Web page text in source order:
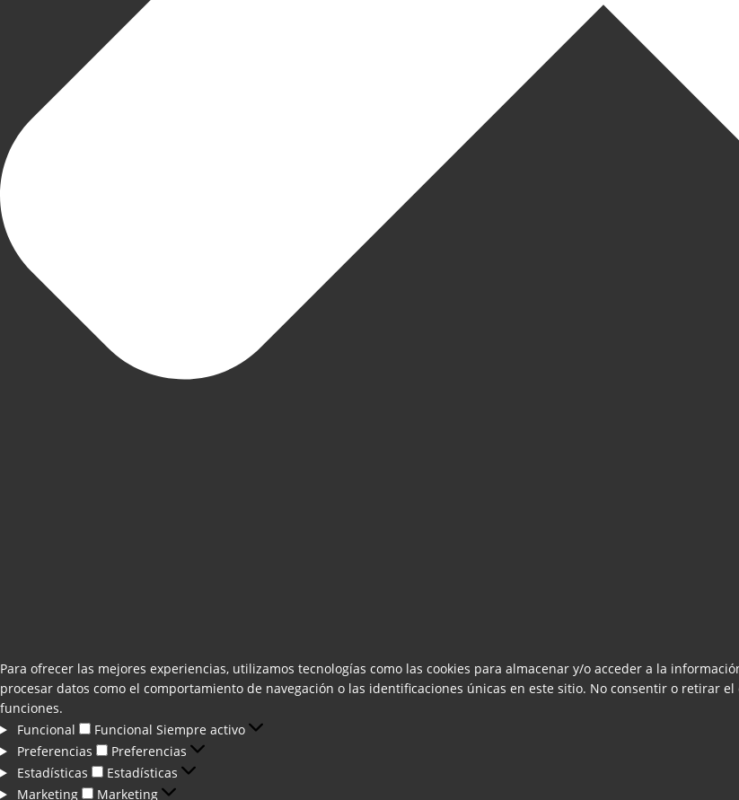
Para ofrecer las mejores experiencias, utilizamos tecnologías como las cookies para almacenar y/o acceder a la
procesar datos como el comportamiento de navegación o las identificaciones únicas en este sitio. No consentir o retirar
funciones.
Funcional
Funcional Siempre activo
Preferencias
Preferencias
Estadísticas
Estadísticas
Marketing
Marketing